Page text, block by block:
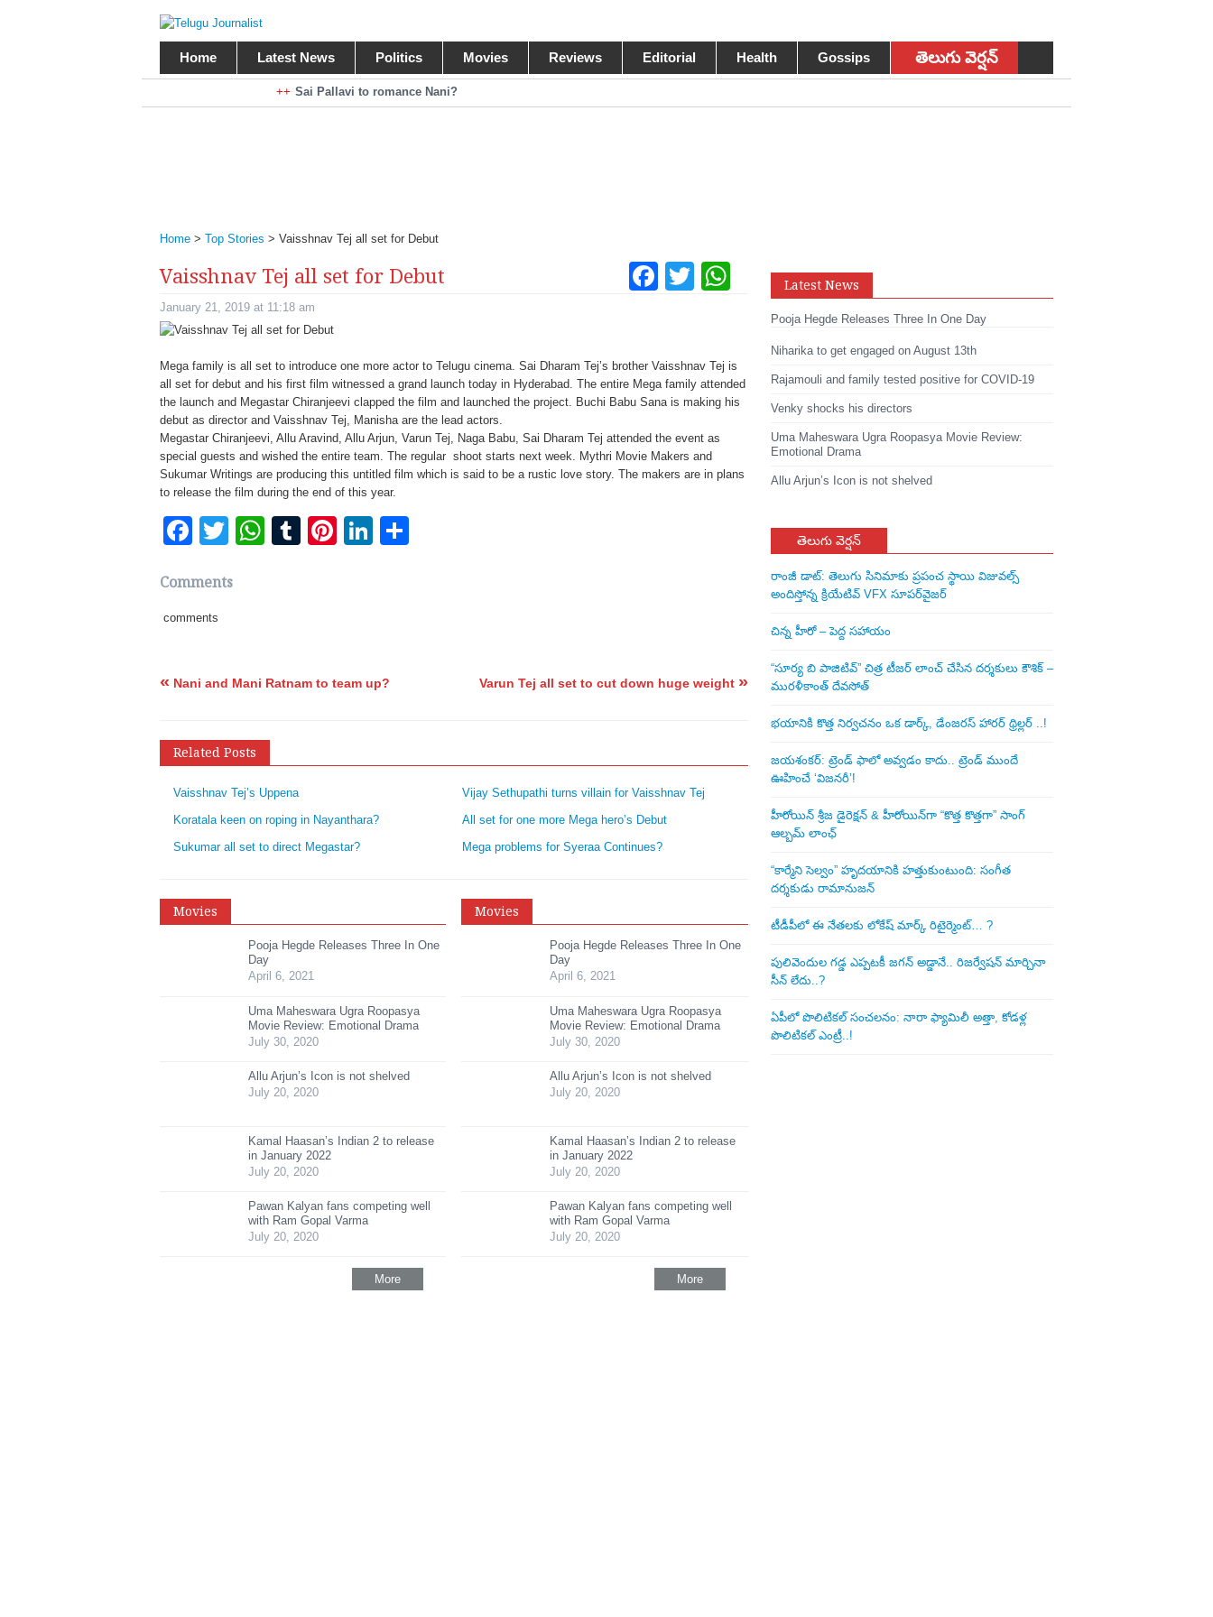
Home Latest News Politics Movies Reviews Editorial Health Gossips తెలుగు వెర్షన్
Sai Pallavi to romance Nani?
Kiara Advani to romance Pawan Kalyan
Home > Top Stories > Vaisshnav Tej all set for Debut
Vaisshnav Tej all set for Debut Facebook
TwitterWhatsApp
Pinterest
LinkedIn
January 21, 2019 at 11:18 am
Mega family is all set to introduce one more actor to Telugu cinema. Sai Dharam Tej’s brother Vaisshnav Tej is
all set for debut and his first film witnessed a grand launch today in Hyderabad. The entire Mega family attended
the launch and Megastar Chiranjeevi clapped the film and launched the project. Buchi Babu Sana is making his
debut as director and Vaisshnav Tej, Manisha are the lead actors.
Megastar Chiranjeevi, Allu Aravind, Allu Arjun, Varun Tej, Naga Babu, Sai Dharam Tej attended the event as
special guests and wished the entire team. The regular shoot starts next week. Mythri Movie Makers and
Sukumar Writings are producing this untitled film which is said to be a rustic love story. The makers are in plans
to release the film during the end of this year.
Facebook
TwitterWhatsApp
TumblrPinterest
LinkedIn
Comments
comments
« Nani and Mani Ratnam to team up? Varun Tej all set to cut down huge weight »
Related Posts
Vaisshnav Tej’s Uppena
Vijay Sethupathi turns villain for Vaisshnav Tej
Koratala keen on roping in Nayanthara?
All set for one more Mega hero’s Debut
Sukumar all set to direct Megastar?
Mega problems for Syeraa Continues?
Movies
Pooja Hegde Releases Three In One
Day
April 6, 2021
Uma Maheswara Ugra Roopasya
Movie Review: Emotional Drama
July 30, 2020
Allu Arjun’s Icon is not shelved
July 20, 2020
Kamal Haasan’s Indian 2 to release
in January 2022
July 20, 2020
Pawan Kalyan fans competing well
with Ram Gopal Varma
July 20, 2020
More
Movies
Pooja Hegde Releases Three In One
Day
April 6, 2021
Uma Maheswara Ugra Roopasya
Movie Review: Emotional Drama
July 30, 2020
Allu Arjun’s Icon is not shelved
July 20, 2020
Kamal Haasan’s Indian 2 to release
in January 2022
July 20, 2020
Pawan Kalyan fans competing well
with Ram Gopal Varma
July 20, 2020
More
Latest News
Pooja Hegde Releases Three In One Day
Niharika to get engaged on August 13th
Rajamouli and family tested positive for COVID-19
Venky shocks his directors
Uma Maheswara Ugra Roopasya Movie Review:
Emotional Drama
Allu Arjun’s Icon is not shelved
తెలుగు వెర్షన్
రాంజీ డాట్: తెలుగు సినిమాకు ప్రపంచ స్థాయి విజువల్స్
అందిస్తోన్న క్రియేటివ్ VFX సూపర్‌వైజర్
చిన్న హీరో – పెద్ద సహాయం
“సూర్య బి పాజిటివ్” చిత్ర టీజర్ లాంచ్ చేసిన‌ దర్శకులు కౌశిక్ –
మురళీకాంత్ దేవసోత్
భయానికి కొత్త నిర్వచనం ఒక డార్క్, డేంజరస్ హారర్ థ్రిల్లర్ ..!
జయశంకర్: ట్రెండ్‌ ఫాలో అవ్వడం కాదు.. ట్రెండ్‌ ముందే
ఊహించే ‘విజనరీ’!
హీరోయిన్ శ్రీజ డైరెక్ష‌న్ & హీరోయిన్‌గా “కొత్త కొత్తగా” సాంగ్
ఆల్బమ్ లాంఛ్
“కార్మేని సెల్వం” హృదయానికి హత్తుకుంటుంది: సంగీత
దర్శకుడు రామానుజన్
టీడీపీలో ఈ నేత‌ల‌కు లోకేష్ మార్క్ రిటైర్మెంట్‌… ?
పులివెందుల గ‌డ్డ ఎప్ప‌ట‌కీ జ‌గ‌న్ అడ్డానే.. రిజ‌ర్వేష‌న్ మార్చినా
సీన్ లేదు..?
ఏపీలో పొలిటిక‌ల్ సంచ‌ల‌నం: నారా ఫ్యామిలీ అత్తా, కోడ‌ళ్ల
పొలిటికల్ ఎంట్రీ..!